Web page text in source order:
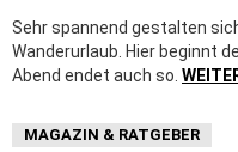
Sehr spannend gestalten
Wanderurlaub. Hier beginnt
Abend endet auch so.
MAGAZIN & RATGEBER